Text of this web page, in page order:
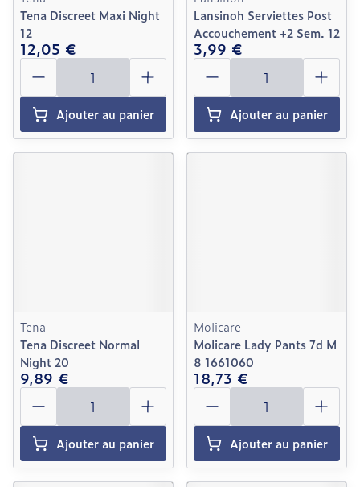
Tena Discreet Maxi Night
12
12,05 €
Quantité
Ajouter au panier
Lansinoh Serviettes Post
Accouchement +2 Sem. 12
3,99 €
Quantité
Ajouter au panier
Tena
Tena Discreet Normal
Night 20
9,89 €
Quantité
Ajouter au panier
Molicare
Molicare Lady Pants 7d M
8 1661060
18,73 €
Quantité
Ajouter au panier